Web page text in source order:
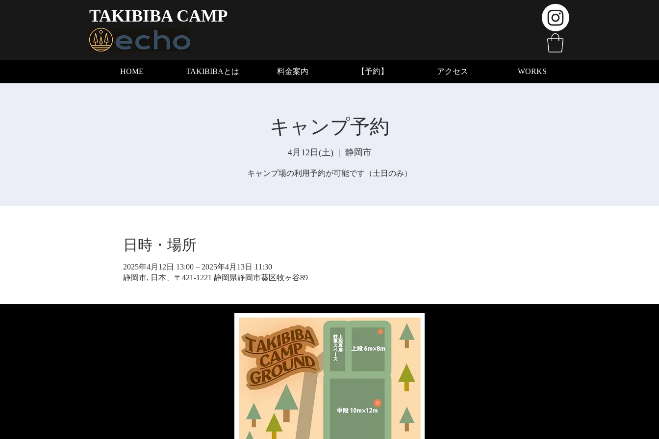
TAKIBIBA CAMP
HOME TAKIBIBAとは 料金案内 【予約】 アクセス WORKS
キャンプ予約
4月12日(土)
  |
静岡市
キャンプ場の利用予約が可能です（土日のみ）
日時・場所
2025年4月12日 13:00 – 2025年4月13日 11:30
静岡市, 日本、〒421-1221 静岡県静岡市葵区牧ヶ谷89